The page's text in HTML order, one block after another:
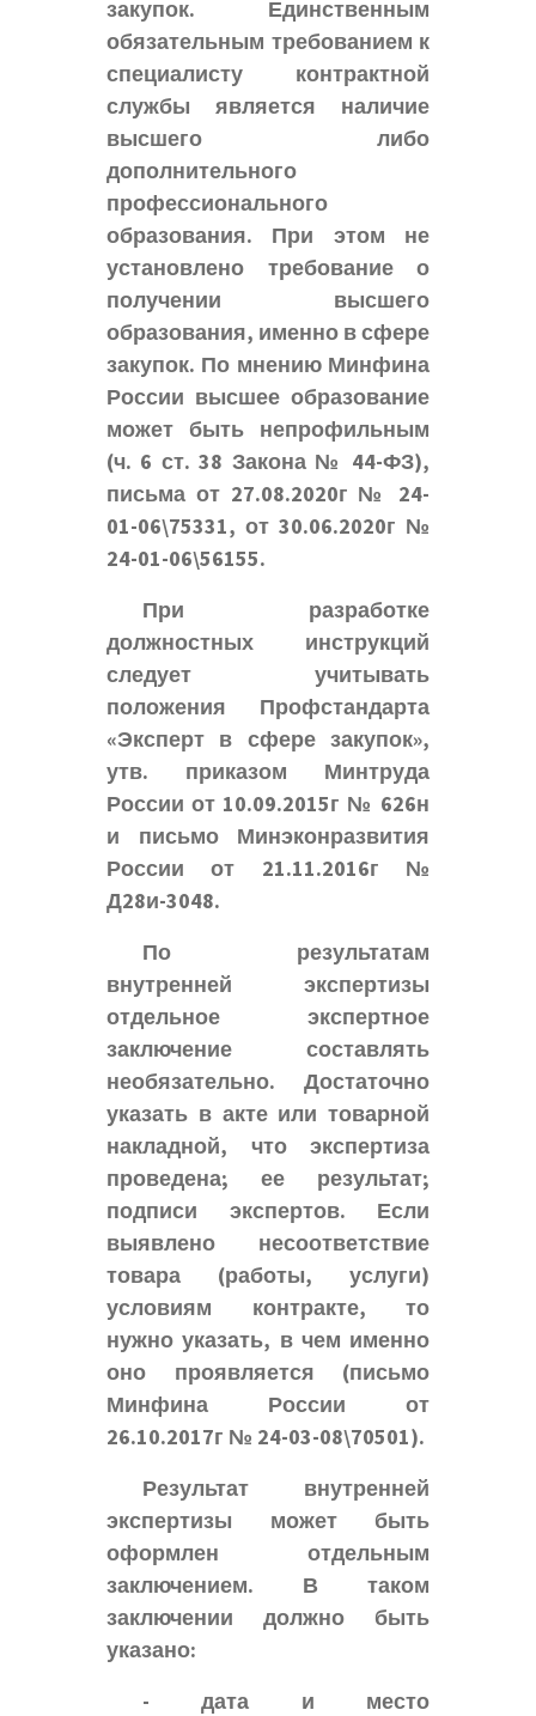
закупок. Единственным
обязательным требованием к
специалисту контрактной
службы является наличие
высшего либо
дополнительного
профессионального
образования. При этом не
установлено требование о
получении высшего
образования, именно в сфере
закупок. По мнению Минфина
России высшее образование
может быть непрофильным
(ч. 6 ст. 38 Закона № 44-ФЗ),
письма от 27.08.2020г № 24-
01-06\75331, от 30.06.2020г №
24-01-06\56155.
При разработке
должностных инструкций
следует учитывать
положения Профстандарта
«Эксперт в сфере закупок»,
утв. приказом Минтруда
России от 10.09.2015г № 626н
и письмо Минэконразвития
России от 21.11.2016г №
Д28и-3048.
По результатам
внутренней экспертизы
отдельное экспертное
заключение составлять
необязательно. Достаточно
указать в акте или товарной
накладной, что экспертиза
проведена; ее результат;
подписи экспертов. Если
выявлено несоответствие
товара (работы, услуги)
условиям контракте, то
нужно указать, в чем именно
оно проявляется (письмо
Минфина России от
26.10.2017г № 24-03-08\70501).
Результат внутренней
экспертизы может быть
оформлен отдельным
заключением. В таком
заключении должно быть
указано:
- дата и место